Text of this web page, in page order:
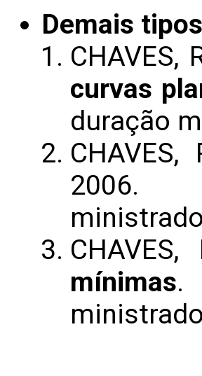
Demais
CHAVES,
curvas
duração
2006.
mínimas.